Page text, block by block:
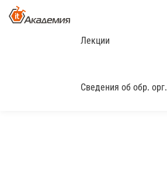
Лекции
Сведения об обр. орг.